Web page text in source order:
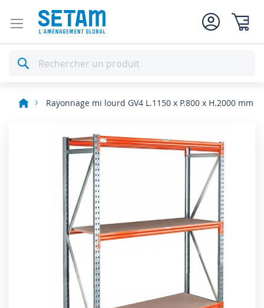
Rechercher
Rayonnage mi lourd GV4 L.1150 x P.800 x H.2000 mm